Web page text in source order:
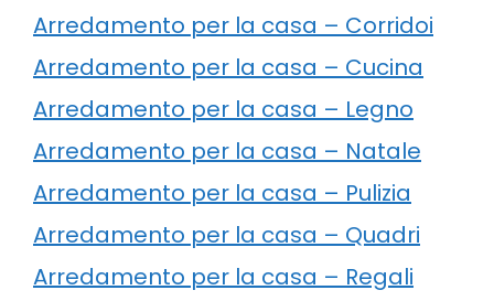
Arredamento per la casa – Corridoi
Arredamento per la casa – Cucina
Arredamento per la casa – Legno
Arredamento per la casa – Natale
Arredamento per la casa – Pulizia
Arredamento per la casa – Quadri
Arredamento per la casa – Regali